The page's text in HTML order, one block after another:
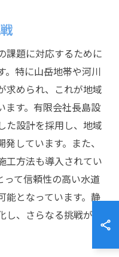
課題に対応するために
。特に山岳地帯や河川
求められ、これが地域
ます。有限会社長島設
た設計を採用し、地域
しています。また、
工方法も導入されてい
って信頼性の高い水道
能となっています。静
、さらなる挑戦が期